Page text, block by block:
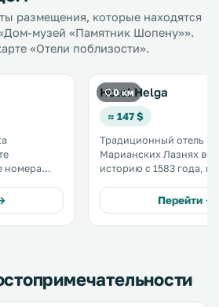
размещения, которые находятся
музей «Памятник Шопену»».
«Отели поблизости».
вид
0 км
Hotel Helga
≈ 147 $
Традиционный отель
Марианских Лазнях
историю с 1583 года,
предкам владельцев
дворянский титул. Отель
расположен недалеко
Перейти →